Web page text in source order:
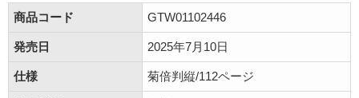
商品コード
GTW01102446
発売日 2025年7月10日
仕様 菊倍判縦/112ページ